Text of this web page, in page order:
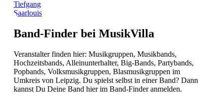
Tiefgang
Saarlouis
Band-Finder bei MusikVilla
Veranstalter finden hier: Musikgruppen, Musikbands,
Hochzeitsbands, Alleinunterhalter, Big-Bands, Partybands,
Popbands, Volksmusikgruppen, Blasmusikgruppen im
Umkreis von Leipzig. Du spielst selbst in einer Band? Dann
kannst Du Deine Band hier im Band-Finder anmelden.